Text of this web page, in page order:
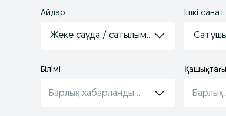
Айдар
Жеке сауда / сатылымдар / сатып
Ішкі санат
Білімі
Барлық хабарландырулар